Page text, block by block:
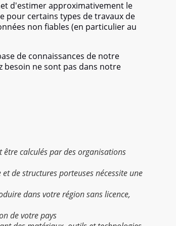
d'estimer approximativement le
pour certains types de travaux de
non fiables (en particulier au
de connaissances de notre
besoin ne sont pas dans notre
calculés par des organisations
de structures porteuses nécessite une
dans votre région sans licence,
de votre pays